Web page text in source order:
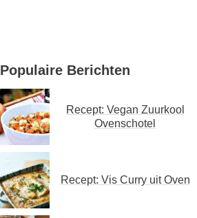
Populaire Berichten
Recept: Vegan Zuurkool
Ovenschotel
Recept: Vis Curry uit Oven